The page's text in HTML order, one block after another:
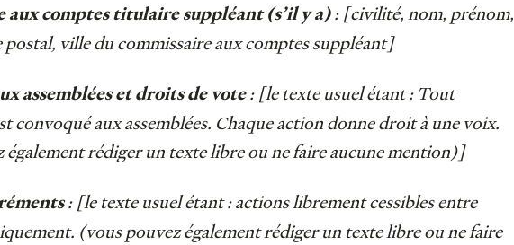
aux comptes titulaire suppléant (s’il y a): [civilité, nom, prénom,
postal, ville du commissaire aux comptes suppléant]
assemblées et droits de vote: [le texte usuel étant : Tout
convoqué aux assemblées. Chaque action donne droit à une voix.
également rédiger un texte libre ou ne faire aucune mention)]
: [le texte usuel étant : actions librement cessibles entre
(vous pouvez également rédiger un texte libre ou ne faire